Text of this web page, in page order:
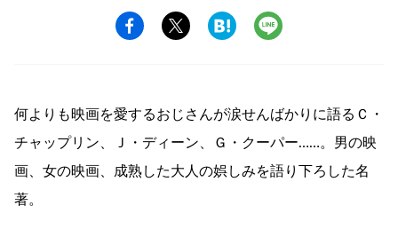
何よりも映画を愛するおじさんが涙せんばかりに語るＣ・
チャップリン、Ｊ・ディーン、Ｇ・クーパー……。男の映
画、女の映画、成熟した大人の娯しみを語り下ろした名
著。